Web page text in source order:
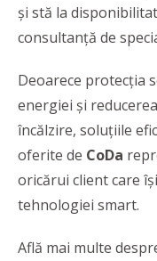
și stă la
consultanță de
Deoarece protecția
energiei și
încălzire, soluțiile
oferite de CoDa
oricărui client care
tehnologiei smart.
Află mai multe